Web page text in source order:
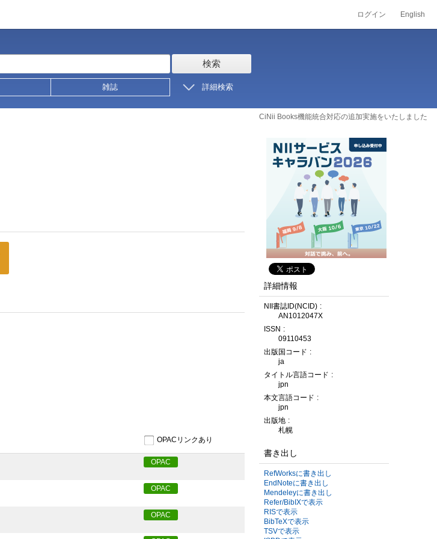
ログイン English
検索
雑誌 詳細検索
CiNii Books機能統合対応の追加実施をいたしました
OPACリンクあり
OPAC
OPAC
OPAC
詳細情報
NII書誌ID(NCID)
AN1012047X
ISSN
09110453
出版国コード
ja
タイトル言語コード
jpn
本文言語コード
jpn
出版地
札幌
書き出し
RefWorksに書き出し
EndNoteに書き出し
Mendeleyに書き出し
Refer/BibIXで表示
RISで表示
BibTeXで表示
TSVで表示